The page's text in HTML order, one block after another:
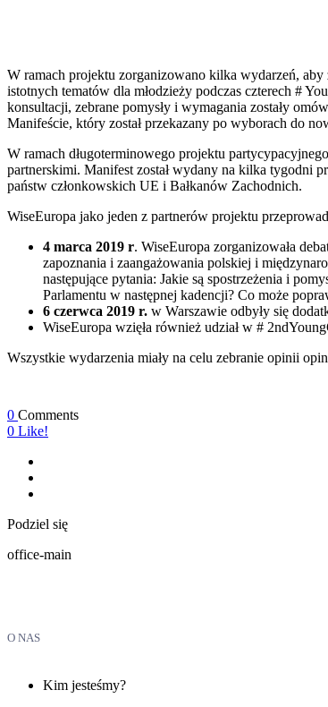
W ramach projektu zorganizowano kilka wydarzeń, aby
istotnych tematów dla młodzieży podczas czterech #
konsultacji, zebrane pomysły i wymagania zostały
Manifeście, który został przekazany po wyborach do
W ramach długoterminowego projektu
partnerskimi. Manifest został wydany na kilka tygodni
państw członkowskich UE i Bałkanów Zachodnich.
WiseEuropa jako jeden z partnerów projektu
4 marca 2019 r. WiseEuropa zorganizowała
zapoznania i zaangażowania polskiej i
następujące pytania: Jakie są spostrzeżenia i
Parlamentu w następnej kadencji? Co może
6 czerwca 2019 r. w Warszawie odbyły się
WiseEuropa wzięła również udział w #
Wszystkie wydarzenia miały na celu zebranie opinii
0 Comments
0 Like!
Podziel się
office-main
O NAS
Kim jesteśmy?